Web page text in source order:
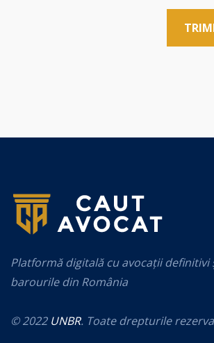
Platformă digitală cu avocații definitivi
barourile din România
© 2022 UNBR. Toate drepturile